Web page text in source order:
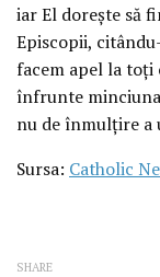
iar El dorește să
Episcopii,
facem apel la
înfrunte minciuna
nu de înmulțire a
Sursa: Catholic
SHARE